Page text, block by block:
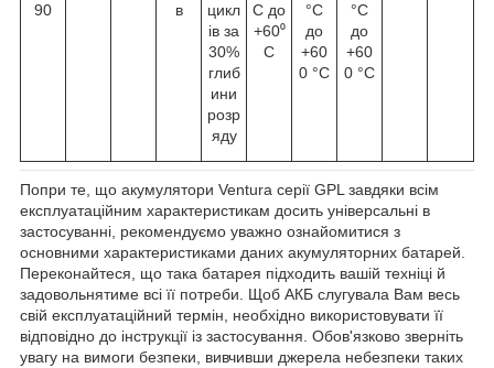
90
в
цикл
ів за
30%
глиб
ини
розр
яду
С до
+60⁰
С
°C
до
+60
0 °C
°C
до
+60
0 °C
Попри те, що акумулятори Ventura серії GPL завдяки всім
експлуатаційним характеристикам досить універсальні в
застосуванні, рекомендуємо уважно ознайомитися з
основними характеристиками даних акумуляторних батарей.
Переконайтеся, що така батарея підходить вашій техніці й
задовольнятиме всі її потреби. Щоб АКБ слугувала Вам весь
свій експлуатаційний термін, необхідно використовувати її
відповідно до інструкції із застосування. Обов'язково зверніть
увагу на вимоги безпеки, вивчивши джерела небезпеки таких